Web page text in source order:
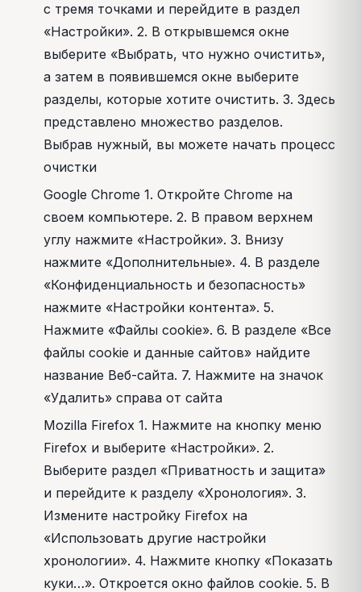
с тремя точками и перейдите в раздел
«Настройки». 2. В открывшемся окне
выберите «Выбрать, что нужно очистить»,
а затем в появившемся окне выберите
разделы, которые хотите очистить. 3. Здесь
представлено множество разделов.
Выбрав нужный, вы можете начать процесс
очистки
Google Chrome 1. Откройте Chrome на
своем компьютере. 2. В правом верхнем
углу нажмите «Настройки». 3. Внизу
нажмите «Дополнительные». 4. В разделе
«Конфиденциальность и безопасность»
нажмите «Настройки контента». 5.
Нажмите «Файлы cookie». 6. В разделе «Все
файлы cookie и данные сайтов» найдите
название Веб-сайта. 7. Нажмите на значок
«Удалить» справа от сайта
Mozilla Firefox 1. Нажмите на кнопку меню
Firefox и выберите «Настройки». 2.
Выберите раздел «Приватность и защита»
и перейдите к разделу «Хронология». 3.
Измените настройку Firefox на
«Использовать другие настройки
хронологии». 4. Нажмите кнопку «Показать
куки…». Откроется окно файлов cookie. 5. В